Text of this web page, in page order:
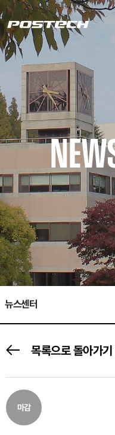
뉴스센터
목록으로 돌아가기
마감